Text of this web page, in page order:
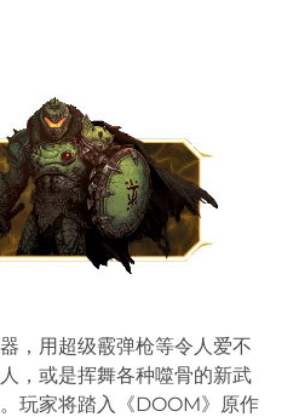
，用超级霰弹枪等令人爱不
，或是挥舞各种噬骨的新武
玩家将踏入《DOOM》原作